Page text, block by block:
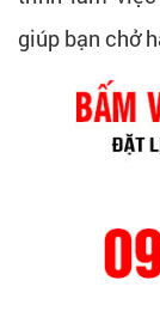
giúp bạn chở